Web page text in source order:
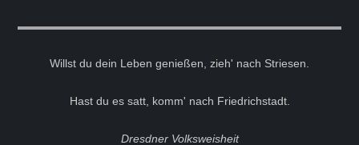
Willst du dein Leben genießen, zieh' nach Striesen.
Hast du es satt, komm' nach Friedrichstadt.
Dresdner Volksweisheit